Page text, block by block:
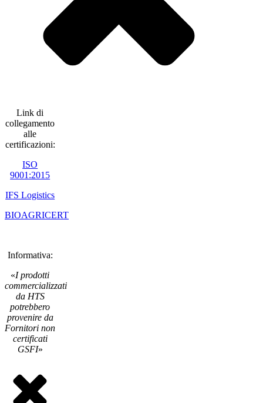
Link di
collegamento
alle
certificazioni:
ISO
9001:2015
IFS Logistics
BIOAGRICERT
Informativa:
«I prodotti
commercializzati
da HTS
potrebbero
provenire da
Fornitori non
certificati
GSFI»